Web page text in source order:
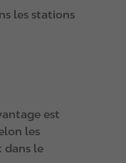
les stations
est
les
dans le